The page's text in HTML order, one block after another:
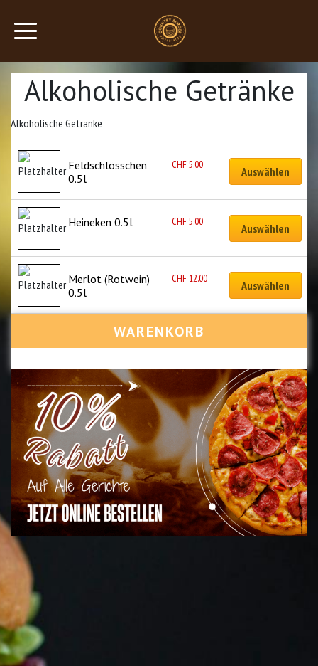
Alkoholische Getränke
Alkoholische Getränke
Feldschlösschen
0.5l
CHF5.00 Auswählen
Heineken 0.5l CHF5.00 Auswählen
Merlot (Rotwein)
0.5l
CHF 12.00 Auswählen
WARENKORB